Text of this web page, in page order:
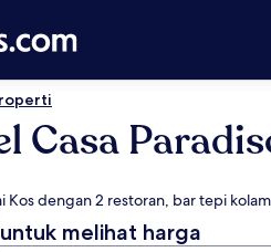
Casa
Kos dengan 2 restoran, bar tepi
melihat harga